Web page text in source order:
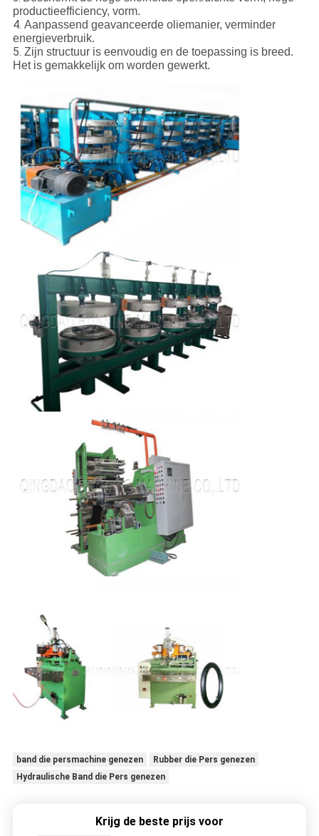
productieefficiency, vorm.
4. Aanpassend geavanceerde oliemanier, verminder
energieverbruik.
5. Zijn structuur is eenvoudig en de toepassing is breed.
Het is gemakkelijk om worden gewerkt.
band die persmachine genezen
Rubber die Pers genezen
Hydraulische Band die Pers genezen
Krijg de beste prijs voor